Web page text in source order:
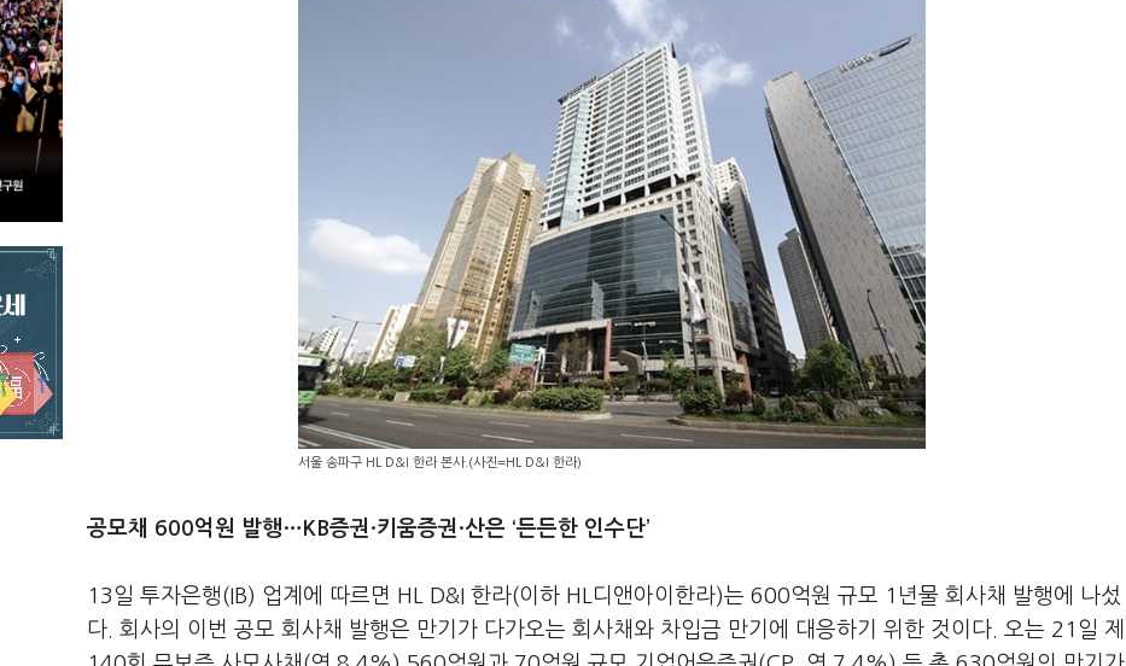
서울 송파구 HL D&I 한라 본사.(사진=HL D&I 한라)
공모채 600억원 발행…KB증권·키움증권·산은 ‘든든한 인수단’
13일 투자은행(IB) 업계에 따르면 HL D&I 한라(이하 HL디앤아이한라)는 600억원 규모 1년물 회사채 발행에 나섰
다. 회사의 이번 공모 회사채 발행은 만기가 다가오는 회사채와 차입금 만기에 대응하기 위한 것이다. 오는 21일 제